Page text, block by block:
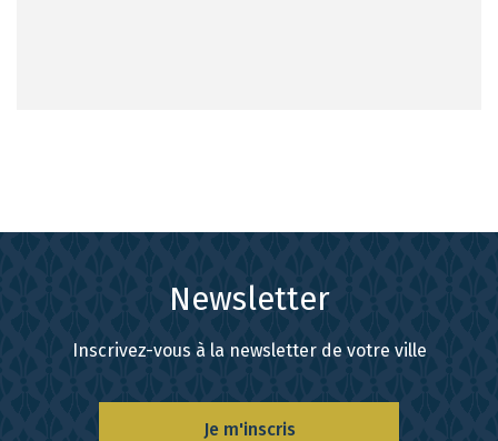
Newsletter
Inscrivez-vous à la newsletter de votre ville
Je m'inscris